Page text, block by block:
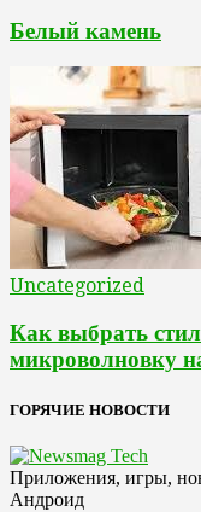
Белый камень
Uncategorized
Как выбрать
микроволновку
ГОРЯЧИЕ НОВОСТИ
Приложения, игры,
Андроид